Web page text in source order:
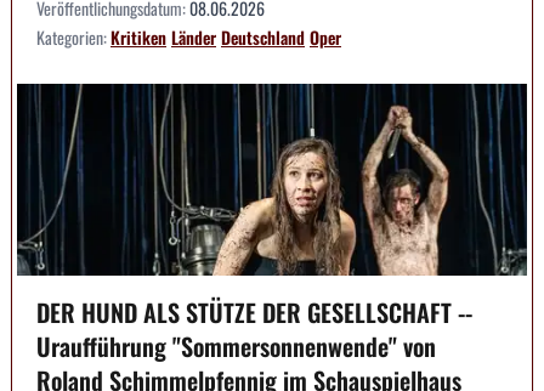
Veröffentlichungsdatum:08.06.2026
Kategorien:KritikenLänderDeutschlandOper
DER HUND ALS STÜTZE DER GESELLSCHAFT --
Uraufführung "Sommersonnenwende" von
Roland Schimmelpfennig im Schauspielhaus